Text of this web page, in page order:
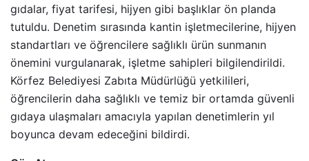
gıdalar, fiyat tarifesi, hijyen gibi başlıklar ön planda
tutuldu. Denetim sırasında kantin işletmecilerine, hijyen
standartları ve öğrencilere sağlıklı ürün sunmanın
önemini vurgulanarak, işletme sahipleri bilgilendirildi.
Körfez Belediyesi Zabıta Müdürlüğü yetkilileri,
öğrencilerin daha sağlıklı ve temiz bir ortamda güvenli
gıdaya ulaşmaları amacıyla yapılan denetimlerin yıl
boyunca devam edeceğini bildirdi.